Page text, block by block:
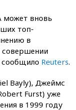
может вновь
топ-
в
совершении
сообщило Reuters.
Bayly), Джеймс
Furst) уже
в 1999 году